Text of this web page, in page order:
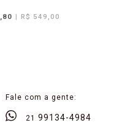
,80 | R$ 549,00
Fale com a gente:
2199134-4984